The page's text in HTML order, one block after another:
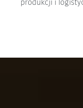
produkcji i